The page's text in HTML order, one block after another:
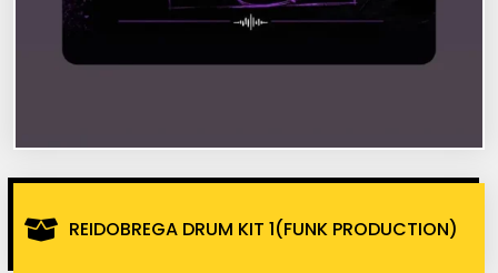
REIDOBREGA DRUM KIT 1(FUNK PRODUCTION)